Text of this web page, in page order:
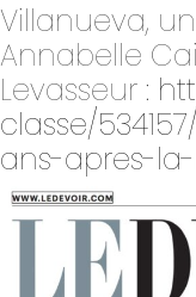
Villanueva,
Annabelle
Levasseur :
classe/
ans-apres-